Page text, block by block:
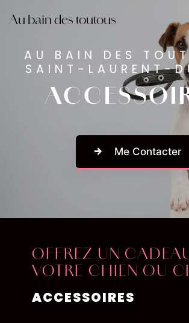
Au bain des toutous
AU BAIN DES
SAINT-LAURENT-
Me Contacter
OFFREZ UN
VOTRE CHIEN OU
ACCESSOIRES